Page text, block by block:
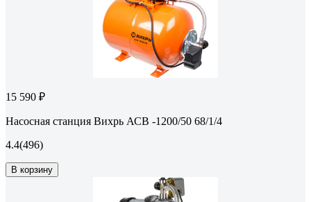
15 590 ₽
Насосная станция Вихрь АСВ -1200/50 68/1/4
4.4(496)
В корзину